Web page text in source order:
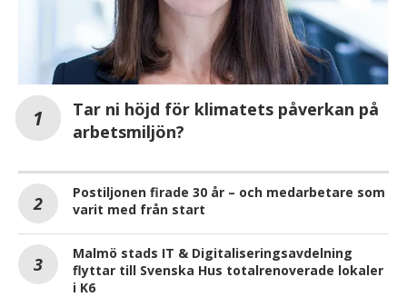
Tar ni höjd för klimatets påverkan på
arbetsmiljön?
Postiljonen firade 30 år – och medarbetare som
varit med från start
Malmö stads IT & Digitaliseringsavdelning
flyttar till Svenska Hus totalrenoverade lokaler
i K6